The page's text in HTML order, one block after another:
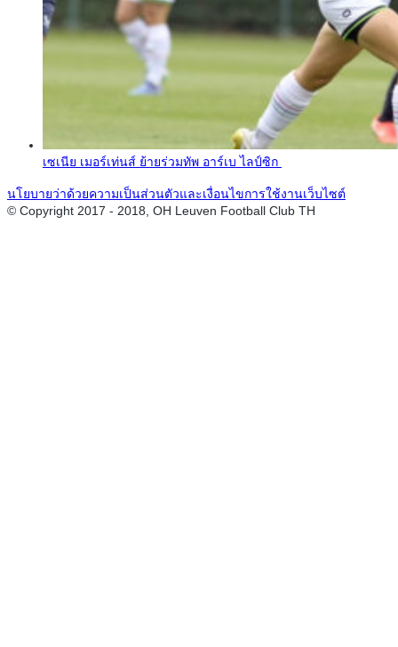
เซเนีย เมอร์เท่นส์ ย้ายร่วมทัพ อาร์เบ ไลป์ซิก
นโยบายว่าด้วยความเป็นส่วนตัวและเงื่อนไขการใช้งานเว็บไซต์
© Copyright 2017 - 2018, OH Leuven Football Club TH